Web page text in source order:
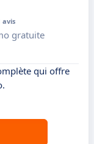
avis
gratuite
qui offre